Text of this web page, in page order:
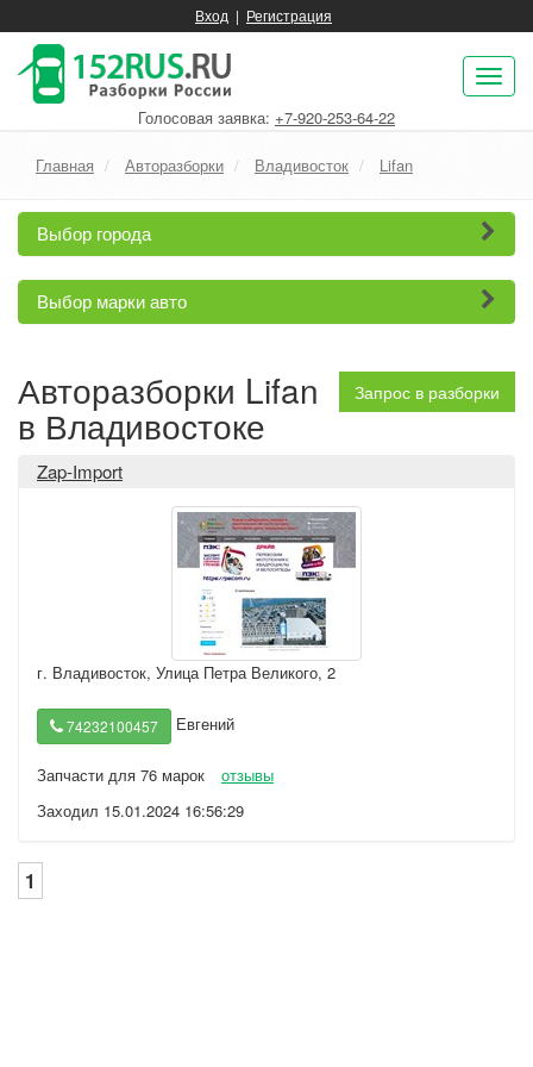
Вход | Регистрация
Голосовая заявка: +7-920-253-64-22
Главная Авторазборки Владивосток Lifan
Выбор города
Выбор марки авто
Запрос в разборки
Авторазборки Lifan
в Владивостоке
Zap-Import
г. Владивосток, Улица Петра Великого, 2
74232100457 Евгений
Запчасти для 76 марок
отзывы
Заходил 15.01.2024 16:56:29
1